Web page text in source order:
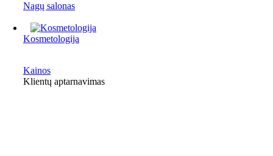
Nagų salonas
Kosmetologija
Kainos
Klientų aptarnavimas